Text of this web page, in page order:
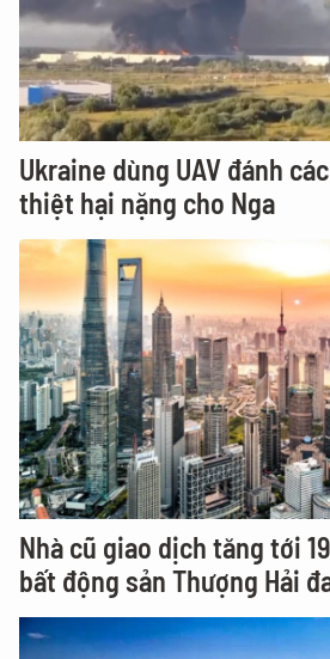
Ukraine dùng UAV đánh
thiệt hại nặng cho Nga
Nhà cũ giao dịch tăng tới
bất động sản Thượng Hải